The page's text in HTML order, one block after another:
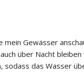
mein Gewässer
über Nacht
sodass das Wasser